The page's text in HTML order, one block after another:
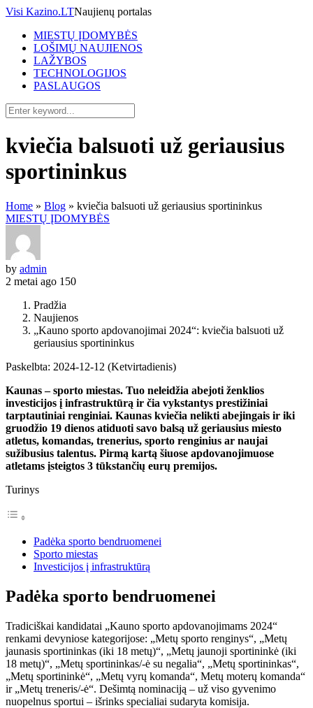
Visi Kazino.LTNaujienų portalas
MIESTŲ ĮDOMYBĖS
LOŠIMŲ NAUJIENOS
LAŽYBOS
TECHNOLOGIJOS
PASLAUGOS
kviečia balsuoti už geriausius
sportininkus
Home » Blog » kviečia balsuoti už geriausius sportininkus
MIESTŲ ĮDOMYBĖS
by admin
2 metai ago 150
Pradžia
Naujienos
„Kauno sporto apdovanojimai 2024“: kviečia balsuoti už
geriausius sportininkus
Paskelbta: 2024-12-12 (Ketvirtadienis)
Kaunas – sporto miestas. Tuo neleidžia abejoti ženklios
investicijos į infrastruktūrą ir čia vykstantys prestižiniai
tarptautiniai renginiai. Kaunas kviečia nelikti abejingais ir iki
gruodžio 19 dienos atiduoti savo balsą už geriausius miesto
atletus, komandas, trenerius, sporto renginius ar naujai
sužibusius talentus. Pirmą kartą šiuose apdovanojimuose
atletams įsteigtos 3 tūkstančių eurų premijos.
Turinys
Padėka sporto bendruomenei
Sporto miestas
Investicijos į infrastruktūrą
Padėka sporto bendruomenei
Tradiciškai kandidatai „Kauno sporto apdovanojimams 2024“
renkami devyniose kategorijose: „Metų sporto renginys“, „Metų
jaunasis sportininkas (iki 18 metų)“, „Metų jaunoji sportininkė (iki
18 metų)“, „Metų sportininkas/-ė su negalia“, „Metų sportininkas“,
„Metų sportininkė“, „Metų vyrų komanda“, Metų moterų komanda“
ir „Metų treneris/-ė“. Dešimtą nominaciją – už viso gyvenimo
nuopelnus sportui – išrinks specialiai sudaryta komisija.